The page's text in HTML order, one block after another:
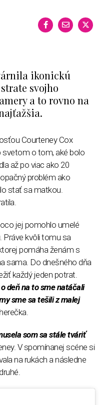
ikonickú
svojho
a to rovno na
Courteney Cox
svetom o tom, aké bolo
až po viac ako 20
problém ako
stať sa matkou.
jej pomohlo umelé
Práve kvôli tomu sa
pomáha ženám s
sama. Do dnešného dňa
každý jeden potrat.
deň na to sme natáčali
sme sa tešili z malej
som sa stále tváriť
V spomínanej scéne si
na rukách a následne